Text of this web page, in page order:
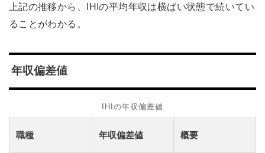
上記の推移から、IHIの平均年収は横ばい状態で続いてい
ることがわかる。
年収偏差値
IHIの年収偏差値
職種 年収偏差値 概要